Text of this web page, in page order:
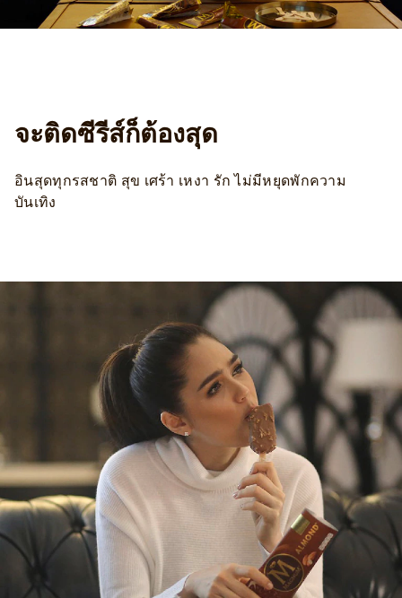
จะติดซีรีส์ก็ต้องสุด
อินสุดทุกรสชาติ สุข เศร้า เหงา รัก ไม่มีหยุดพักความ
บันเทิง